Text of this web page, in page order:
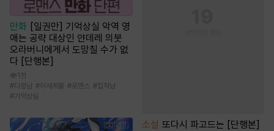
만화
[일권만] 기억상실 악역 영
애는 공략 대상인 얀데레 의붓
오라버니에게서 도망칠 수가 없
다 [단행본]
1천
#다정남 #이세계물 #로맨스 #집착남
#기억상실
소설 또다시 파고드는 [단행본]